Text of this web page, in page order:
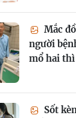
Mắc
người
mổ hai thì
Sốt